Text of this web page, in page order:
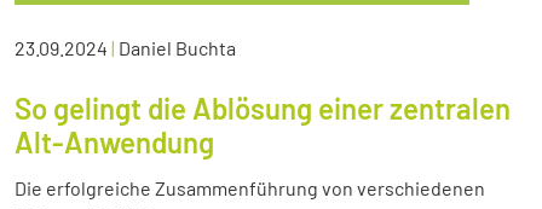
23.09.2024 | Daniel Buchta
So gelingt die Ablösung einer zentralen
Alt-Anwendung
Die erfolgreiche Zusammenführung von verschiedenen